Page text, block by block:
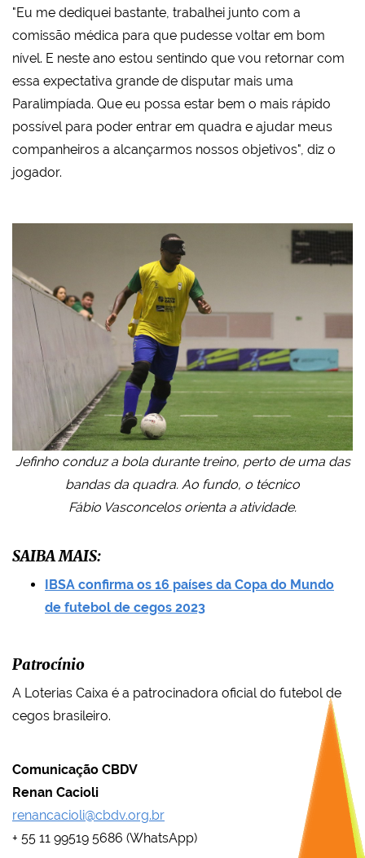
"Eu me dediquei bastante, trabalhei junto com a
comissão médica para que pudesse voltar em bom
nível. E neste ano estou sentindo que vou retornar com
essa expectativa grande de disputar mais uma
Paralimpíada. Que eu possa estar bem o mais rápido
possível para poder entrar em quadra e ajudar meus
companheiros a alcançarmos nossos objetivos", diz o
jogador.
Jefinho conduz a bola durante treino, perto de uma das
bandas da quadra. Ao fundo, o técnico
Fábio Vasconcelos orienta a atividade.
SAIBA MAIS:
IBSA confirma os 16 países da Copa do Mundo
de futebol de cegos 2023
Patrocínio
A Loterias Caixa é a patrocinadora oficial do futebol de
cegos brasileiro.
Comunicação CBDV
Renan Cacioli
renancacioli@cbdv.org.br
+ 55 11 99519 5686 (WhatsApp)